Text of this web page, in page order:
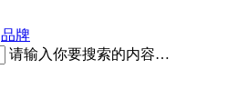
品牌
请输入你要搜索的内容…